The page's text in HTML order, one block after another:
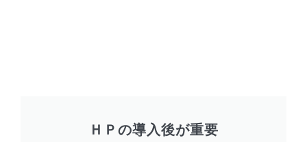
ＨＰの導入後が重要